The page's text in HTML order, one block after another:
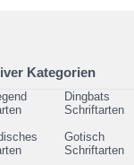
Kategorien
Dingbats
Schriftarten
Gotisch
Schriftarten